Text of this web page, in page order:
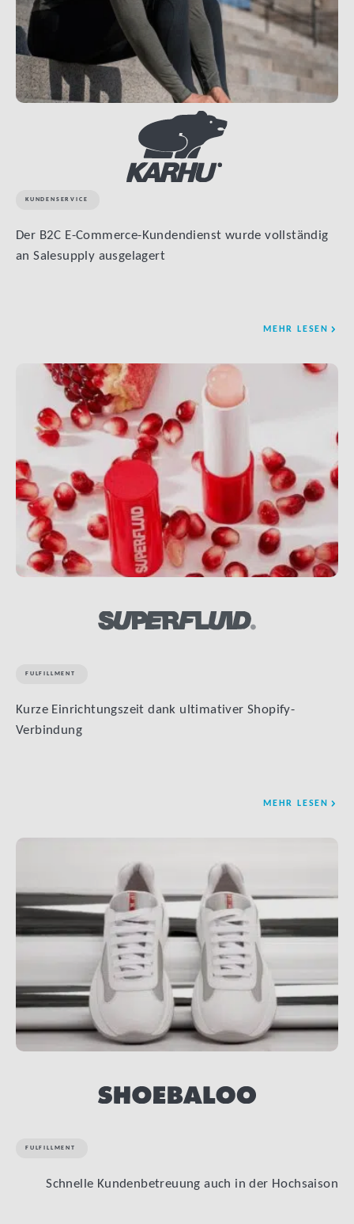
KUNDENSERVICE
Der B2C E-Commerce-Kundendienst wurde vollständig
an Salesupply ausgelagert
MEHR LESEN
FULFILLMENT
Kurze Einrichtungszeit dank ultimativer Shopify-
Verbindung
MEHR LESEN
LINK BTN
FULFILLMENT
Schnelle Kundenbetreuung auch in der Hochsaison